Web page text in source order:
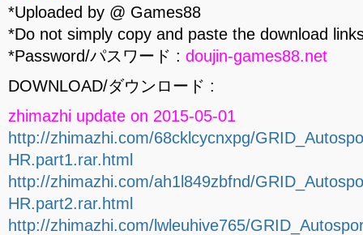
*Uploaded by @ Games88
*Do not simply copy and paste the download
*Password/パスワード : doujin-games88.net
DOWNLOAD/ダウンロード :
zhimazhi update on 2015-05-01
http://zhimazhi.com/68cklcycnxpg/
HR.part1.rar.html
http://zhimazhi.com/ah1l849zbfnd/
HR.part2.rar.html
http://zhimazhi.com/lwleuhive765/